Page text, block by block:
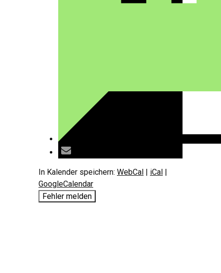
In Kalender speichern: WebCal | iCal |
GoogleCalendar
Fehler melden